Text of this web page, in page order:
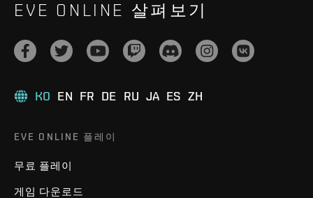
EVE ONLINE 살펴보기
KO EN FR DE RU JA ES ZH
EVE ONLINE 플레이
무료 플레이
게임 다운로드